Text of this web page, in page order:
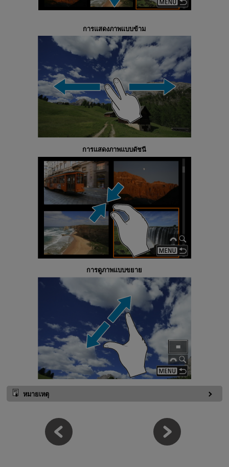
การแสดงภาพแบบข้าม
การแสดงภาพแบบดัชนี
การดูภาพแบบขยาย
หมายเหตุ